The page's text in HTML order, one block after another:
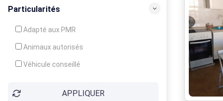
Particularités
Adapté aux PMR
Animaux autorisés
Véhicule conseillé
APPLIQUER